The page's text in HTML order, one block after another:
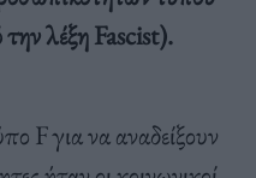
λέξη Fascist).
F για να αναδείξουν